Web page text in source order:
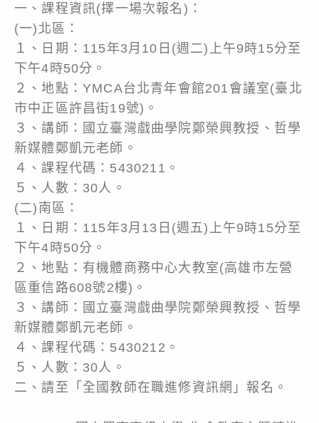
一、課程資訊(擇一場次報名)：
(一)北區：
１、日期：115年3月10日(週二)上午9時15分至
下午4時50分。
２、地點：YMCA台北青年會館201會議室(臺北
市中正區許昌街19號)。
３、講師：國立臺灣戲曲學院鄭榮興教授、哲學
新媒體鄭凱元老師。
４、課程代碼：5430211。
５、人數：30人。
(二)南區：
１、日期：115年3月13日(週五)上午9時15分至
下午4時50分。
２、地點：有機體商務中心大教室(高雄市左營
區重信路608號2樓)。
３、講師：國立臺灣戲曲學院鄭榮興教授、哲學
新媒體鄭凱元老師。
４、課程代碼：5430212。
５、人數：30人。
二、請至「全國教師在職進修資訊網」報名。